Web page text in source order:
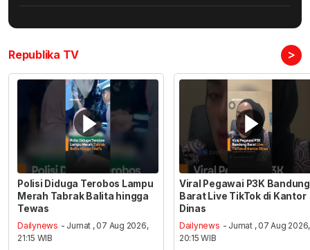
Republika TV >
Polisi Diduga Terobos Lampu
Merah Tabrak Balita hingga
Tewas
Dailynews - Jumat , 07 Aug 2026,
21:15 WIB
Viral Pegawai P3K Bandung
Barat Live TikTok di Kantor
Dinas
Dailynews - Jumat , 07 Aug 2026,
20:15 WIB